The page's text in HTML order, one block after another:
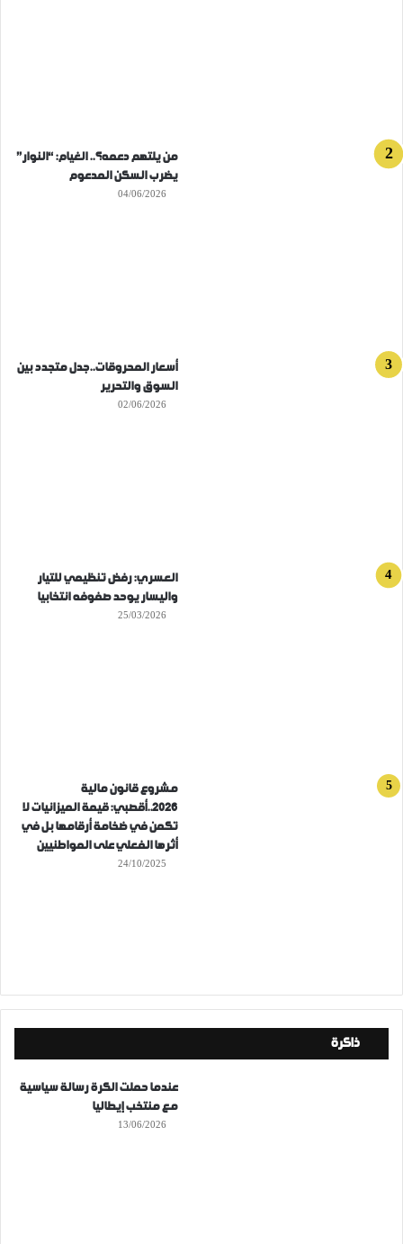
من يلتهم دعمه؟.. الغيام: “النوار”
يضرب السكن المدعوم
04/06/2026
أسعار المحروقات..جدل متجدد بين
السوق والتحرير
02/06/2026
العسري: رفض تنظيمي للتيار
واليسار يوحد صفوفه انتخابيا
25/03/2026
مشروع قانون مالية
2026..أقصبي: قيمة الميزانيات لا
تكمن في ضخامة أرقامها بل في
أثرها الفعلي على المواطنيين
24/10/2025
ذاكرة
عندما حملت الكرة رسالة سياسية
مع منتخب إيطاليا
13/06/2026